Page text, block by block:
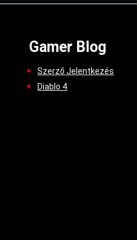
Gamer Blog
Szerző Jelentkezés
Diablo 4